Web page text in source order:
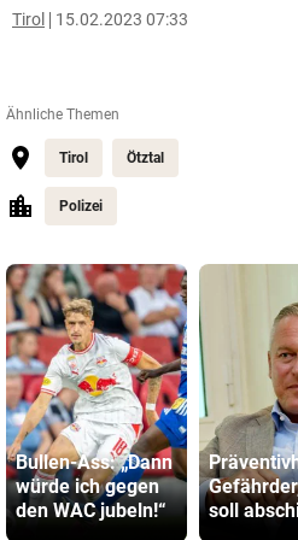
Tirol 15.02.2023 07:33
Ähnliche Themen
Tirol Ötztal
Polizei
Bullen-Ass: „Dann
würde ich gegen
den WAC jubeln!“
soll